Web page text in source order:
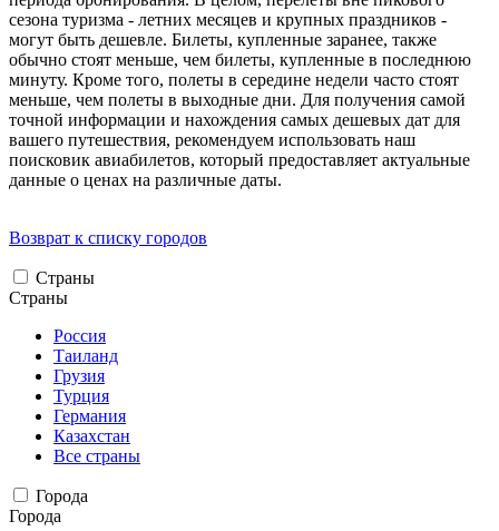
сезона туризма - летних месяцев и крупных праздников -
могут быть дешевле. Билеты, купленные заранее, также
обычно стоят меньше, чем билеты, купленные в последнюю
минуту. Кроме того, полеты в середине недели часто стоят
меньше, чем полеты в выходные дни. Для получения самой
точной информации и нахождения самых дешевых дат для
вашего путешествия, рекомендуем использовать наш
поисковик авиабилетов, который предоставляет актуальные
данные о ценах на различные даты.
Возврат к списку городов
Страны
Страны
Россия
Таиланд
Грузия
Турция
Германия
Казахстан
Все страны
Города
Города